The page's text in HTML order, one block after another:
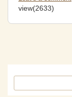
view(2633)